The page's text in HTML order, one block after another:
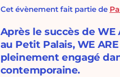
Cet évènement fait partie de
Après le succès de WE
au Petit Palais, WE
pleinement engagé
contemporaine.